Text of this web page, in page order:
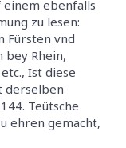
ebenfalls
zu lesen:
Fürsten vnd
Rhein,
Ist diese
derselben
Teütsche
ehren gemacht,